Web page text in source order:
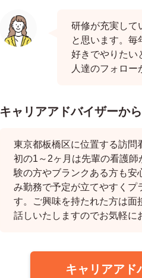
研修が充実して
と思います。毎
好きでやりたい
人達のフォロー
キャリアアドバイザーか
東京都板橋区に位置する訪問
初の1～2ヶ月は先輩の看護
験の方やブランクある方も安
み勤務で予定が立てやすくプ
す。ご興味を持たれた方は面
話しいたしますのでお気軽に
キャリアアド